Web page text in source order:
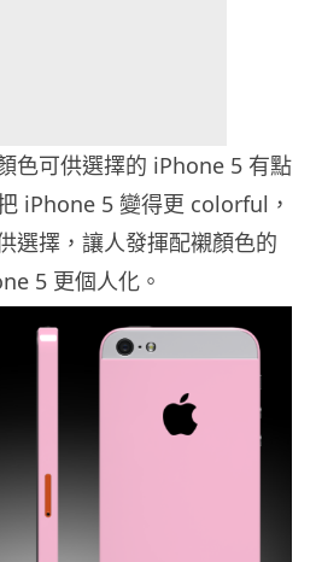
色可供選擇的 iPhone 5 有點
iPhone 5 變得更 colorful，
選擇，讓人發揮配襯顏色的
5 更個人化。